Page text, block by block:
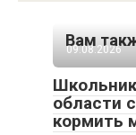
Вам
09.08.2026
области
кормить